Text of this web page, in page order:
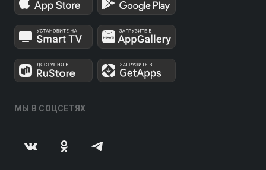
МЫ В СОЦСЕТЯХ